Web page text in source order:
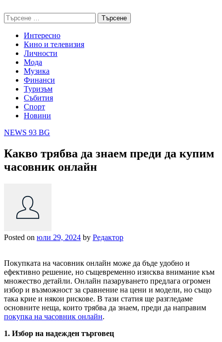
to
content
Търсене
за:
Интересно
Кино и телевизия
Личности
Мода
Музика
Финанси
Туризъм
Събития
Спорт
Новини
NEWS 93 BG
Какво трябва да знаем преди да купим
часовник онлайн
Posted on юли 29, 2024 by Редактор
Покупката на часовник онлайн може да бъде удобно и
ефективно решение, но същевременно изисква внимание към
множество детайли. Онлайн пазаруването предлага огромен
избор и възможност за сравнение на цени и модели, но също
така крие и някои рискове. В тази статия ще разгледаме
основните неща, които трябва да знаем, преди да направим
покупка на часовник онлайн.
1. Избор на надежден търговец